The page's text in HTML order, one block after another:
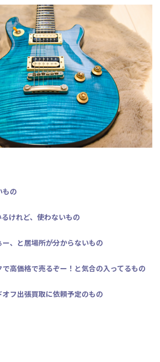
もの
けれど、使わないもの
、と居場所が分からないもの
高価格で売るぞー！と気合の入ってるもの
フ出張買取に依頼予定のもの